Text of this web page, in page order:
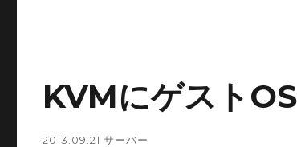
KVMにゲストOS
2013.09.21 サーバー